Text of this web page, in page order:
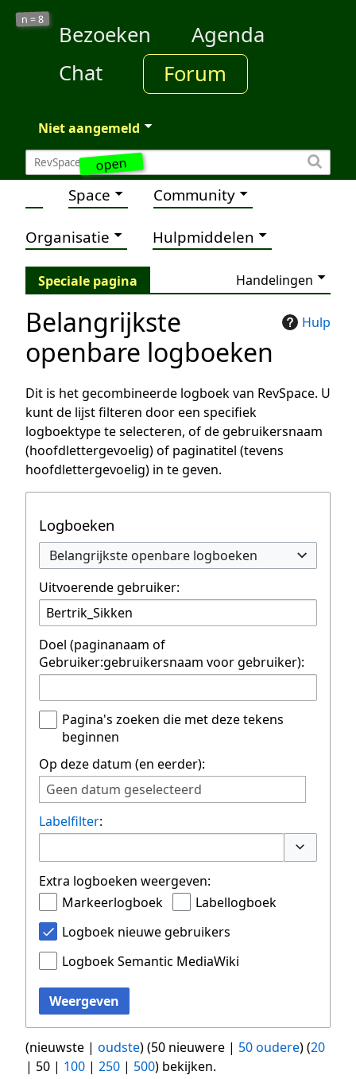
open
n =8
Bezoeken
Agenda
Chat
Forum
Niet aangemeld
Space Community
Organisatie Hulpmiddelen
Speciale pagina Handelingen
Hulp
Belangrijkste
openbare logboeken
Dit is het gecombineerde logboek van RevSpace. U
kunt de lijst filteren door een specifiek
logboektype te selecteren, of de gebruikersnaam
(hoofdlettergevoelig) of paginatitel (tevens
hoofdlettergevoelig) in te geven.
Logboeken
Belangrijkste openbare logboeken
Uitvoerende gebruiker:
Doel (paginanaam of
Gebruiker:gebruikersnaam voor gebruiker):
Pagina's zoeken die met deze tekens
beginnen
Op deze datum (en eerder):
Geen datum geselecteerd
Labelfilter:
Extra logboeken weergeven:
Markeerlogboek
Labellogboek
Logboek nieuwe gebruikers
Logboek Semantic MediaWiki
Weergeven
(nieuwste | oudste) (50 nieuwere | 50 oudere) (20
| 50 | 100 | 250 | 500) bekijken.